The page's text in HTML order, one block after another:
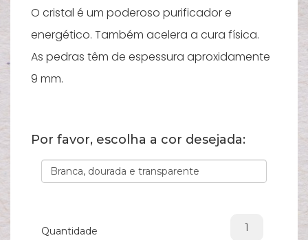
O cristal é um poderoso purificador e
energético. Também acelera a cura física.
As pedras têm de espessura aproxidamente
9 mm.
Por favor, escolha a cor desejada:
Quantidade